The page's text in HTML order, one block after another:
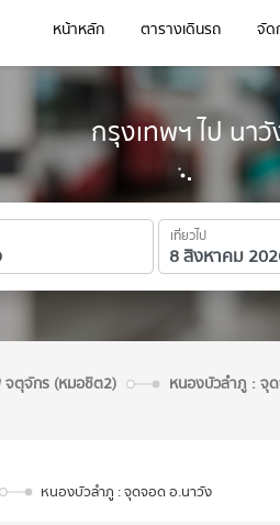
กรุงเทพฯ ไป นาวั
เที่ยวไป
หน้าหลัก ตารางเดินรถ จัด
จตุจักร (หมอชิต2)
หนองบัวลำภู : จุ
หนองบัวลำภู : จุดจอด อ.นาวัง